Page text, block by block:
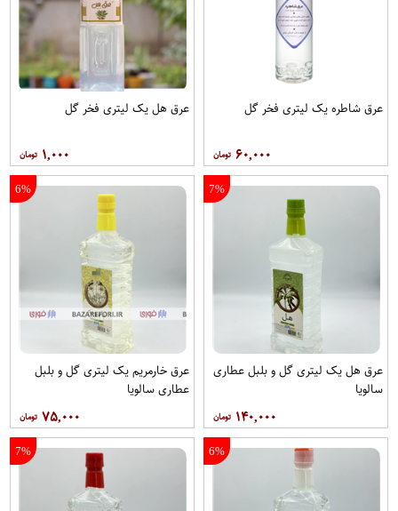
عرق شاطره یک لیتری فخر گل
۶۰,۰۰۰
عرق هل یک لیتری فخر گل
۱,۰۰۰
7%
عرق هل یک لیتری گل و بلبل عطاری
سالویا
۱۴۰,۰۰۰
6%
عرق خارمریم یک لیتری گل و بلبل
عطاری سالویا
۷۵,۰۰۰
6%
7%